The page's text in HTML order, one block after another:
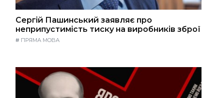
Сергій Пашинський заявляє про
неприпустимість тиску на виробників зброї
# ПРЯМА МОВА